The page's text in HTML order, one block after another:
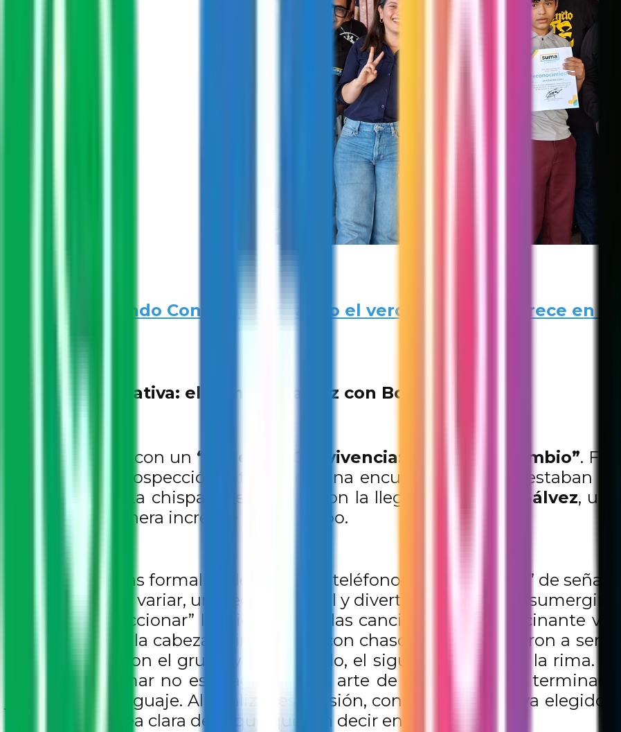
Sembrando Conciencia: cuando el verde del futuro crece en la
La génesis creativa: el ritmo de la paz con Bony Gálvez.
Todo comenzó con un “Taller de Convivencia: Súmate al Cambio”.
proceso de introspección a través de una encuesta de salida, estaban
emocionante. La chispa se encendió con la llegada de
Bony Gálvez, un
conectó de manera increíble con el grupo.
Bony, lejos de las formalidades, usó un “teléfono descompuesto” de
mensaje puede variar, una lección visual y divertida. Luego, nos
enseñó a “diseccionar” los tiempos de las canciones, y fue fascinante
pies, luego con la cabeza y finalmente con chasquidos, empezaron a
en el cuerpo! Con el grupo ya conectado, el siguiente paso fue la rima.
mostró que rimar no es magia, sino el arte de encontrar esas
jugar con el lenguaje. Al finalizar esa sesión, con un beat base ya elegido,
de traer una idea clara de lo que querían decir en la letra.